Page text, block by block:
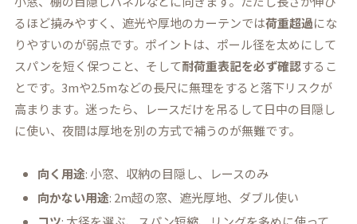
るほど撓みやすく、遮光や厚地のカーテンでは荷重超過にな
りやすいのが弱点です。ポイントは、ポール径を太めにして
スパンを短く保つこと、そして耐荷重表記を必ず確認するこ
とです。3mや2.5mなどの長尺に無理をすると落下リスクが
高まります。迷ったら、レースだけを吊るして日中の目隠し
に使い、夜間は厚地を別の方式で補うのが無難です。
向く用途: 小窓、収納の目隠し、レースのみ
向かない用途: 2m超の窓、遮光厚地、ダブル使い